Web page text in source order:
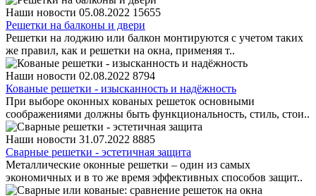
Наши новости 05.08.2022 15655
Решетки на балконы и двери
Решетки на лоджию или балкон монтируются с учетом таких
же правил, как и решетки на окна, применяя т..
Наши новости 02.08.2022 8794
Кованые решетки - изысканность и надёжность
При выборе оконных кованых решеток основными
соображениями должны быть функциональность, стиль, стои..
Наши новости 31.07.2022 8885
Сварные решетки - эстетичная защита
Металлические оконные решетки – один из самых
экономичных и в то же время эффективных способов защит..